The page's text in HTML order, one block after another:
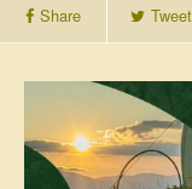
Share Tweet